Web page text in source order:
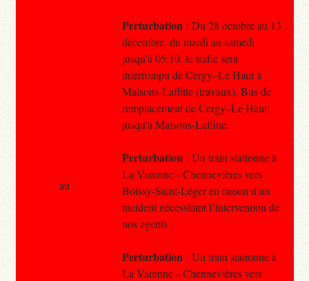
Perturbation : Du 28 octobre au 13
décembre, du mardi au samedi
jusqu'à 05:10, le trafic sera
interrompu de Cergy–Le Haut à
Maisons-Laffitte (travaux). Bus de
remplacement de Cergy–Le Haut
jusqu'à Maisons-Laffitte.
Perturbation : Un train stationne à
La Varenne – Chennevières vers
Boissy-Saint-Léger en raison d'un
incident nécessitant l’intervention de
nos agents .
Perturbation : Un train stationne à
La Varenne – Chennevières vers
au